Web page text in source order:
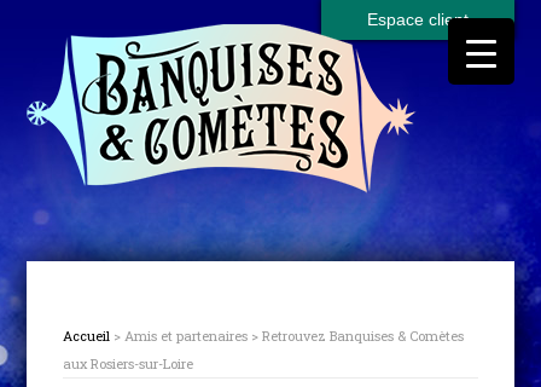
Espace client
Accueil > Amis et partenaires > Retrouvez Banquises & Comètes
aux Rosiers-sur-Loire